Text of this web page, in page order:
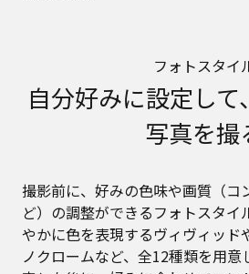
フォトスタイ
自分好みに設定し
写真を撮
撮影前に、好みの色味や画質（コ
ど）の調整ができるフォトスタイ
やかに色を表現するヴィヴィッド
ノクロームなど、全12種類を用意